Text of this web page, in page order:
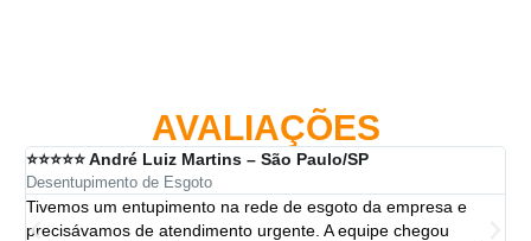
AVALIAÇÕES
⭐⭐⭐⭐⭐ André Luiz Martins – São Paulo/SP
Desentupimento de Esgoto
Tivemos um entupimento na rede de esgoto da empresa e
precisávamos de atendimento urgente. A equipe chegou